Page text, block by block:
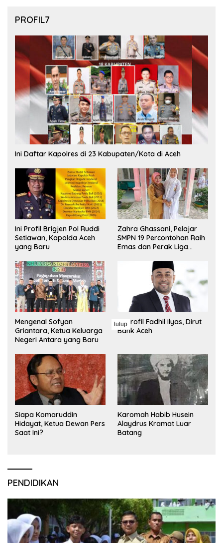
PROFIL7
Ini Daftar Kapolres di 23 Kabupaten/Kota di Aceh
Ini Profil Brigjen Pol Ruddi
Setiawan, Kapolda Aceh
yang Baru
Zahra Ghassani, Pelajar
SMPN 19 Percontohan Raih
Emas dan Perak Liga
Mengenal Sofyan
Griantara, Ketua Keluarga
Negeri Antara yang Baru
Ini Profil Fadhil Ilyas, Dirut
Bank Aceh
Siapa Komaruddin
Hidayat, Ketua Dewan Pers
Saat Ini?
Karomah Habib Husein
Alaydrus Kramat Luar
Batang
PENDIDIKAN
tutup